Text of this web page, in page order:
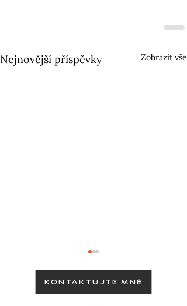
Nejnovější příspěvky Zobrazit vše
KONTAKTUJTE MNĚ